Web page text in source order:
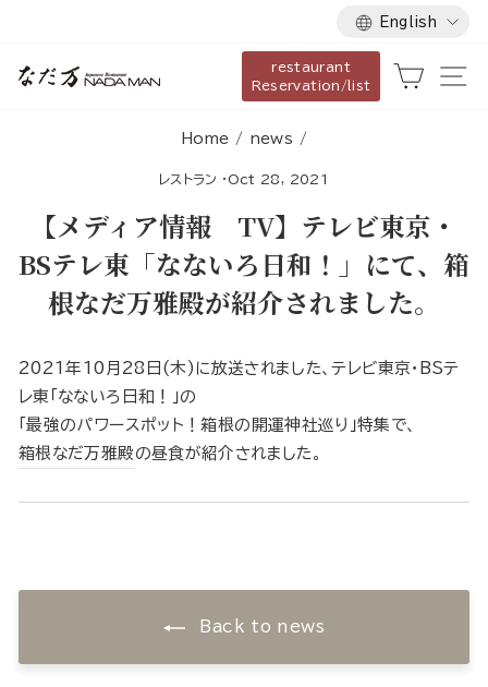
content
Language
English
restaurant
Reservation/list
Cart
Home / news /
レストラン ·Oct 28, 2021
【メディア情報 TV】テレビ東京・
BSテレ東「なないろ日和！」にて、箱
根なだ万雅殿が紹介されました。
2021年10月28日(木)に放送されました、テレビ東京・BSテ
レ東「なないろ日和！」の
「最強のパワースポット！箱根の開運神社巡り」特集で、
箱根なだ万雅殿 の昼食が紹介されました。
Back to news